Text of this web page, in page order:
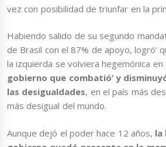
vez con posibilidad de triunfar en la
Habiendo salido de su segundo
de Brasil con el 87% de apoyo, logró’
la izquierda se volviera hegemónica en
gobierno que combatió’ y
las desigualdades, en el país más
más desigual del mundo.
Aunque dejó el poder hace 12 años, la